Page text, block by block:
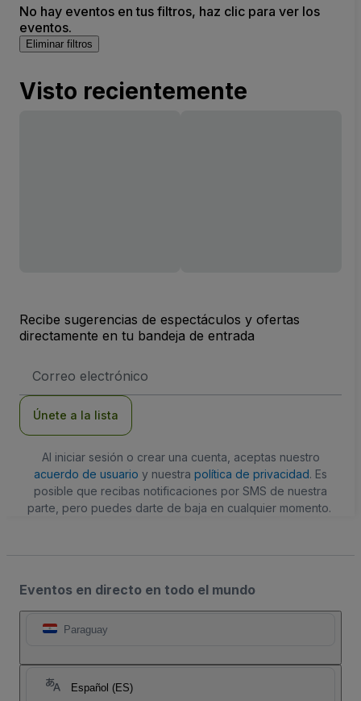
No hay eventos en tus filtros, haz clic para ver los
eventos.
Eliminar filtros
Visto recientemente
Recibe sugerencias de espectáculos y ofertas
directamente en tu bandeja de entrada
de
Únete a la lista
Al iniciar sesión o crear una cuenta, aceptas nuestro
acuerdo de usuario y nuestra política de privacidad. Es
posible que recibas notificaciones por SMS de nuestra
parte, pero puedes darte de baja en cualquier momento.
Eventos en directo en todo el mundo
Paraguay
Español (ES)